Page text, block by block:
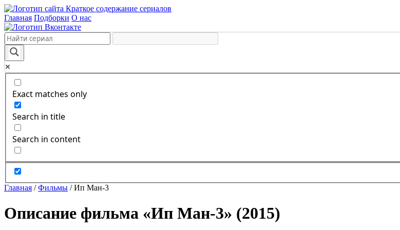
Краткое содержание сериалов
Главная Подборки О нас
Exact matches only
Search in title
Search in content
Главная /Фильмы /Ип Ман-3
Описание фильма «Ип Ман-3» (2015)